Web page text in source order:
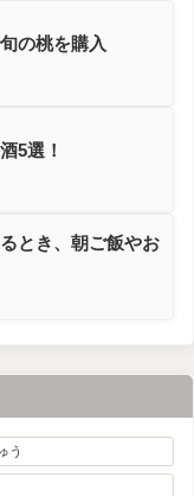
の桃を購入
5選！
とき、朝ご飯やお
う